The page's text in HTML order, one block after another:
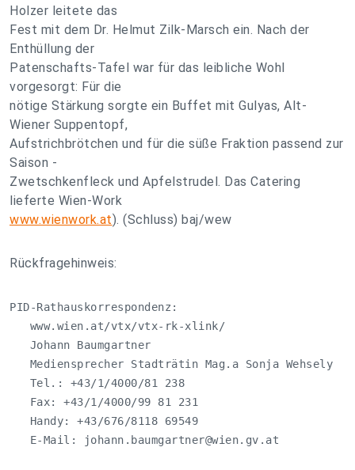
Holzer leitete das
Fest mit dem Dr. Helmut Zilk-Marsch ein. Nach der
Enthüllung der
Patenschafts-Tafel war für das leibliche Wohl
vorgesorgt: Für die
nötige Stärkung sorgte ein Buffet mit Gulyas, Alt-
Wiener Suppentopf,
Aufstrichbrötchen und für die süße Fraktion passend zur
Saison -
Zwetschkenfleck und Apfelstrudel. Das Catering
lieferte Wien-Work
www.wienwork.at). (Schluss) baj/wew
Rückfragehinweis:
PID-Rathauskorrespondenz:
   www.wien.at/vtx/vtx-rk-xlink/
   Johann Baumgartner
   Mediensprecher Stadträtin Mag.a Sonja Wehsely
   Tel.: +43/1/4000/81 238
   Fax: +43/1/4000/99 81 231
   Handy: +43/676/8118 69549
   E-Mail:
johann.baumgartner@wien.gv.at